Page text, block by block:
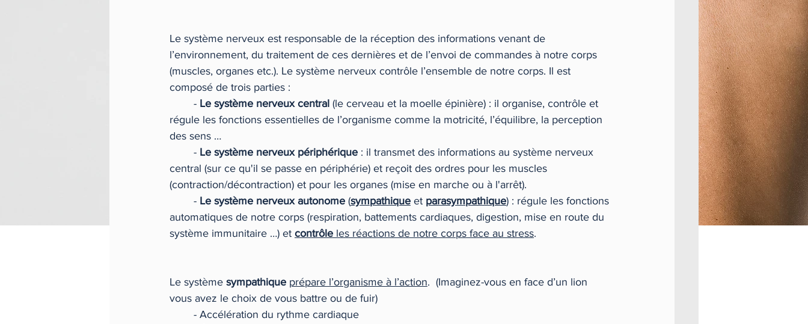
Le système nerveux est responsable de la réception des informations venant de
l’environnement, du traitement de ces dernières et de l’envoi de commandes à notre corps
(muscles, organes etc.). Le système nerveux contrôle l’ensemble de notre corps. Il est
composé de trois parties :
	-
Le système nerveux central (le cerveau et la moelle épinière) : il organise, contrôle et
régule les fonctions essentielles de l’organisme comme la motricité, l’équilibre, la perception
des sens …
	-
Le système nerveux périphérique : il transmet des informations au système nerveux
central (sur ce qu'il se passe en périphérie) et reçoit des ordres pour les muscles
(contraction/décontraction) et pour les organes (mise en marche ou à l'arrêt).
	-
Le système nerveux autonome (sympathique et parasympathique) : régule les fonctions
automatiques de notre corps (respiration, battements cardiaques, digestion, mise en route du
système immunitaire …) et contrôle les réactions de notre corps face au stress.
Le système sympathique prépare l’organisme à l’action.  (Imaginez-vous en face d’un lion
vous avez le choix de vous battre ou de fuir)
	- Accélération du rythme cardiaque